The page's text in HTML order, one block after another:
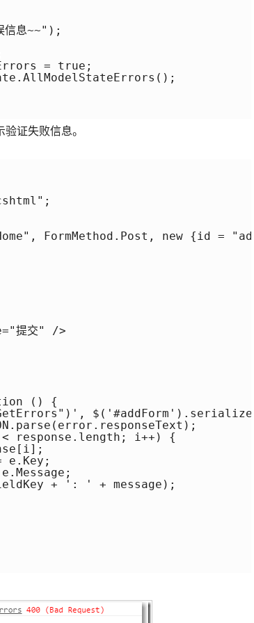
息~~");
= true;
证失败信息。
FormMethod.Post, new {id =
提交" />
() {
response.length; i++) {
e.Key;
+ ': ' + message);